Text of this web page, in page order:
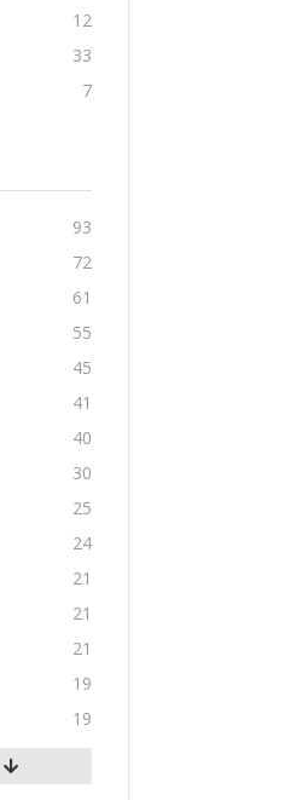
12
33
7
93
72
61
55
45
41
40
30
25
24
21
21
21
19
19